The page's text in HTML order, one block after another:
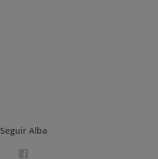
Seguir Alba